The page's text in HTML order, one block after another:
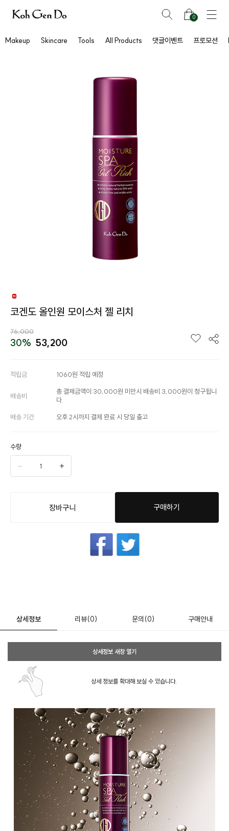
0
Makeup Skincare Tools All Products 댓글이벤트 프로모션
코겐도 올인원 모이스처 젤 리치
76,000
30% 53,200
적립금 1060원 적립 예정
배송비
총 결제금액이 30,000원 미만시 배송비 3,000원이 청구됩니
다.
배송 기간 오후 2시까지 결제 완료 시 당일 출고
수량
장바구니 구매하기
상세정보 리뷰(0) 문의 (0) 구매안내
상세정보 새창 열기
상세 정보를 확대해 보실 수 있습니다.